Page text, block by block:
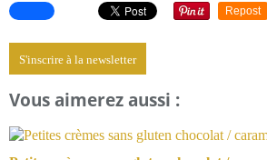
Repost
S'inscrire à la newsletter
Vous aimerez aussi :